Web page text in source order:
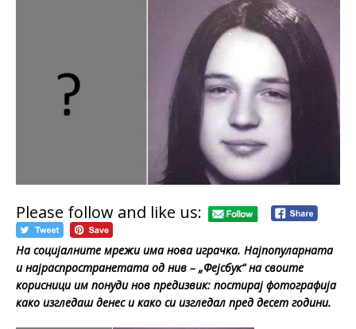
Please follow and like us:
На социјалните мрежи има нова играчка. Најпопуларната
и најраспространетата од нив – „Фејсбук“ на своите
корисници им понуди нов предизвик: постирај фотографија
како изгледаш денес и како си изгледал пред десет години.